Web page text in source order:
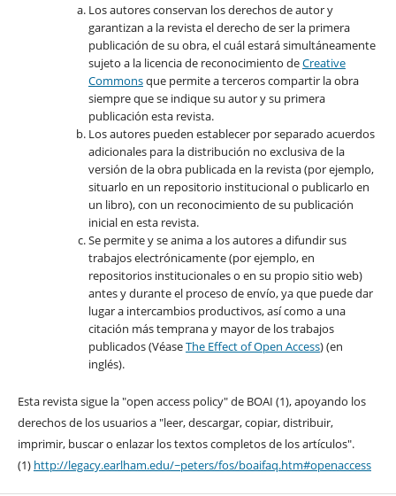
Los autores conservan los derechos de autor y
garantizan a la revista el derecho de ser la primera
publicación de su obra, el cuál estará simultáneamente
sujeto a la licencia de reconocimiento deCreative
Commonsque permite a terceros compartir la obra
siempre que se indique su autor y su primera
publicación esta revista.
Los autores pueden establecer por separado acuerdos
adicionales para la distribución no exclusiva de la
versión de la obra publicada en la revista (por ejemplo,
situarlo en un repositorio institucional o publicarlo en
un libro), con un reconocimiento de su publicación
inicial en esta revista.
Se permite y se anima a los autores a difundir sus
trabajos electrónicamente (por ejemplo, en
repositorios institucionales o en su propio sitio web)
antes y durante el proceso de envío, ya que puede dar
lugar a intercambios productivos, así como a una
citación más temprana y mayor de los trabajos
publicados (VéaseThe Effect of Open Access) (en
inglés).
Esta revista sigue la "open access policy" de BOAI (1), apoyando los
derechos de los usuarios a "leer, descargar, copiar, distribuir,
imprimir, buscar o enlazar los textos completos de los artículos".
(1) http://legacy.earlham.edu/~peters/fos/boaifaq.htm#openaccess